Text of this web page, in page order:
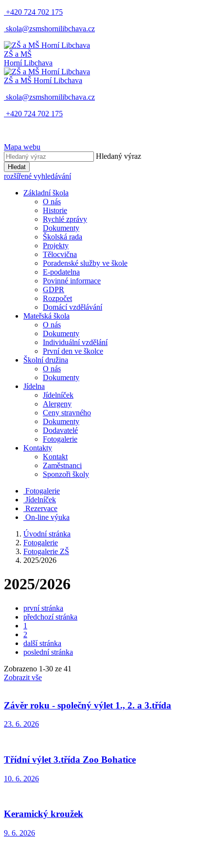
+420 724 702 175
skola@zsmshornilibchava.cz
ZŠ a MŠ
Horní Libchava
ZŠ a MŠ Horní Libchava
skola@zsmshornilibchava.cz
+420 724 702 175
Mapa webu
Hledaný výraz
Hledat
rozšířené vyhledávání
Základní škola
O nás
Historie
Rychlé zprávy
Dokumenty
Školská rada
Projekty
Tělocvična
Poradenské služby ve škole
E-podatelna
Povinné informace
GDPR
Rozpočet
Domácí vzdělávání
Mateřská škola
O nás
Dokumenty
Individuální vzdělání
První den ve školce
Školní družina
O nás
Dokumenty
Jídelna
Jídelníček
Alergeny
Ceny stravného
Dokumenty
Dodavatelé
Fotogalerie
Kontakty
Kontakt
Zaměstnanci
Sponzoři školy
Fotogalerie
Jídelníček
Rezervace
On-line výuka
Úvodní stránka
Fotogalerie
Fotogalerie ZŠ
2025/2026
2025/2026
první stránka
předchozí stránka
1
2
další stránka
poslední stránka
Zobrazeno 1-30 ze 41
Zobrazit vše
Závěr roku - společný výlet 1., 2. a 3.třída
23. 6. 2026
Třídní výlet 3.třída Zoo Bohatice
10. 6. 2026
Keramický kroužek
9. 6. 2026